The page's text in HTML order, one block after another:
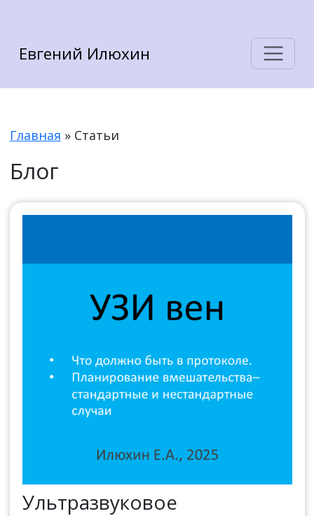
Евгений Илюхин
Главная » Статьи
Блог
Ультразвуковое